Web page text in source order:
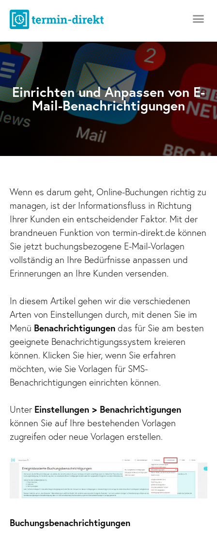
Einrichten und Anpassen von E-
Mail-Benachrichtigungen
Wenn es darum geht, Online-Buchungen richtig zu
managen, ist der Informationsfluss in Richtung
Ihrer Kunden ein entscheidender Faktor. Mit der
brandneuen Funktion von termin-direkt.de können
Sie jetzt buchungsbezogene E-Mail-Vorlagen
vollständig an Ihre Bedürfnisse anpassen und
Erinnerungen an Ihre Kunden versenden.
In diesem Artikel gehen wir die verschiedenen
Arten von Einstellungen durch, mit denen Sie im
Menü Benachrichtigungen das für Sie am besten
geeignete Benachrichtigungssystem kreieren
können. Klicken Sie hier, wenn Sie erfahren
möchten, wie Sie Vorlagen für SMS-
Benachrichtigungen einrichten können.
Unter Einstellungen > Benachrichtigungen
können Sie auf Ihre bestehenden Vorlagen
zugreifen oder neue Vorlagen erstellen.
Buchungsbenachrichtigungen